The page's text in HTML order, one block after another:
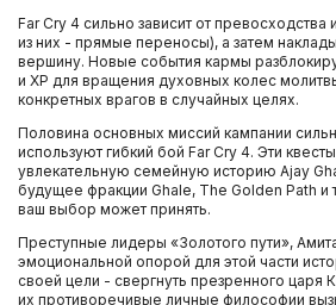
Far Cry 4 сильно зависит от превосходства
из них - прямые переносы), а затем
вершину. Новые события кармы
и XP для вращения духовных колес
конкретных врагов в случайных целях.
Половина основных миссий кампании
используют гибкий бой Far Cry 4. Эти
увлекательную семейную историю Ajay
будущее фракции Ghale, The Golden Path и
ваш выбор может принять.
Преступные лидеры «Золотого пути»,
эмоциональной опорой для этой части
своей цели - свергнуть презренного царя
их противоречивые личные философии